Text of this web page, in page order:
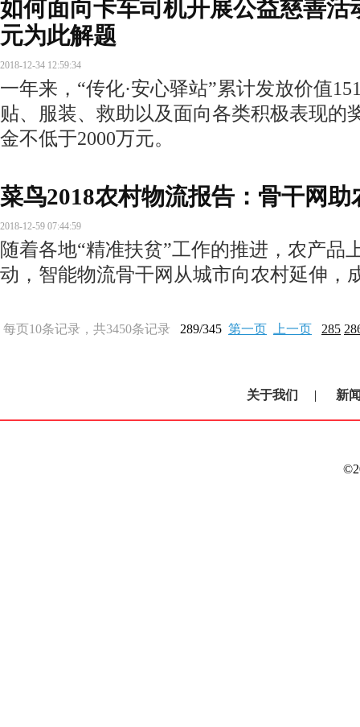
如何面向卡车司机开展公益慈善活
元为此解题
2018-12-34 12:59:34
一年来，“传化·安心驿站”累计发放价值
贴、服装、救助以及面向各类积极表现的
金不低于2000万元。
菜鸟2018农村物流报告：骨干网助
2018-12-59 07:44:59
随着各地“精准扶贫”工作的推进，农产品
动，智能物流骨干网从城市向农村延伸，
每页10条记录，共3450条记录 289/345 第一页 上一页 285
关于我们 | 新